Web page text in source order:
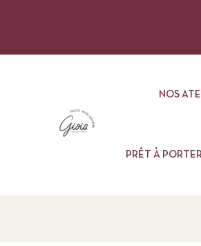
NOS
PRÊT À PORTER